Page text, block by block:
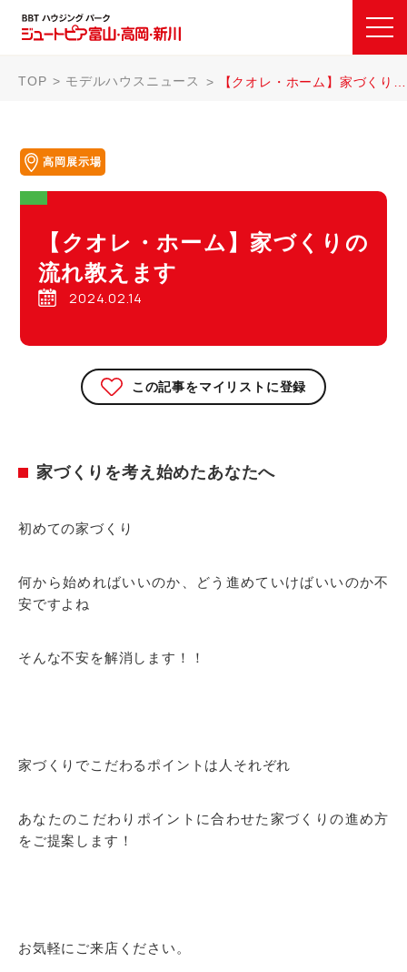
TOP モデルハウスニュース 【クオレ・ホーム】家づくりの流れ教えます
高岡展示場
【クオレ・ホーム】家づくりの
流れ教えます
2024.02.14
この記事をマイリストに登録
家づくりを考え始めたあなたへ
初めての家づくり
何から始めればいいのか、どう進めていけばいいのか不
安ですよね
そんな不安を解消します！！
家づくりでこだわるポイントは人それぞれ
あなたのこだわりポイントに合わせた家づくりの進め方
をご提案します！
お気軽にご来店ください。